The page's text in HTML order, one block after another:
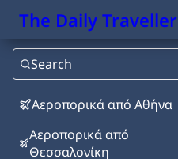
The Daily Traveller
Search
Αεροπορικά από Αθήνα
Αεροπορικά από
Θεσσαλονίκη